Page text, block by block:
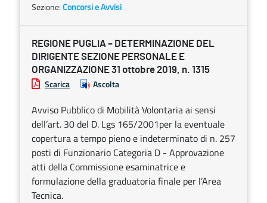
Sezione:Concorsi e Avvisi
REGIONE PUGLIA – DETERMINAZIONE DEL
DIRIGENTE SEZIONE PERSONALE E
ORGANIZZAZIONE 31 ottobre 2019, n. 1315
Scarica Ascolta
Avviso Pubblico di Mobilità Volontaria ai sensi
dell’art. 30 del D. Lgs 165/2001per la eventuale
copertura a tempo pieno e indeterminato di n. 257
posti di Funzionario Categoria D - Approvazione
atti della Commissione esaminatrice e
formulazione della graduatoria finale per l’Area
Tecnica.